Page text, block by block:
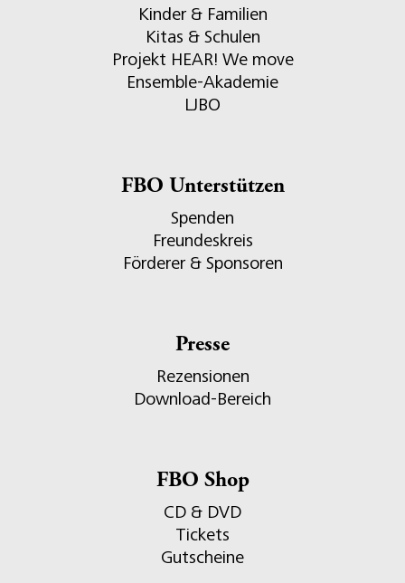
Kinder & Familien
Kitas & Schulen
Projekt HEAR! We move
Ensemble-Akademie
LJBO
FBO Unterstützen
Spenden
Freundeskreis
Förderer & Sponsoren
Presse
Rezensionen
Download-Bereich
FBO Shop
CD & DVD
Tickets
Gutscheine